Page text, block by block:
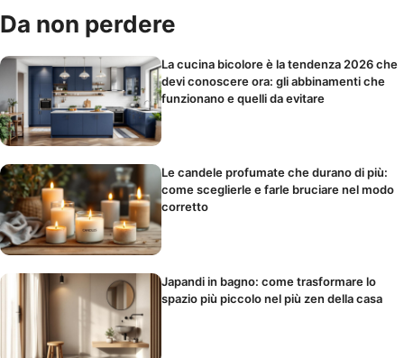
Da non perdere
La cucina bicolore è la tendenza 2026 che
devi conoscere ora: gli abbinamenti che
funzionano e quelli da evitare
Le candele profumate che durano di più:
come sceglierle e farle bruciare nel modo
corretto
Japandi in bagno: come trasformare lo
spazio più piccolo nel più zen della casa